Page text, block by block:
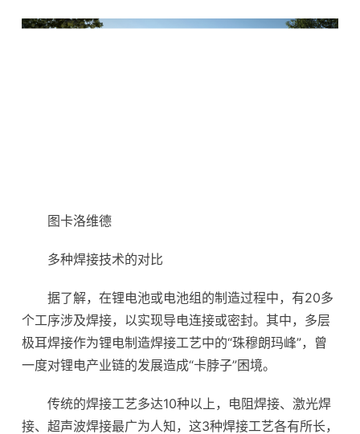
图卡洛维德
多种焊接技术的对比
据了解，在锂电池或电池组的制造过程中，有20多
个工序涉及焊接，以实现导电连接或密封。其中，多层
极耳焊接作为锂电制造焊接工艺中的“珠穆朗玛峰”，曾
一度对锂电产业链的发展造成“卡脖子”困境。
传统的焊接工艺多达10种以上，电阻焊接、激光焊
接、超声波焊接最广为人知，这3种焊接工艺各有所长，